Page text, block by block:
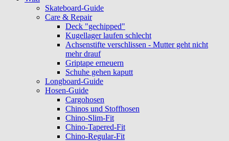
Skateboard-Guide
Care & Repair
Deck "gechipped"
Kugellager laufen schlecht
Achsenstifte verschlissen - Mutter geht nicht
mehr drauf
Griptape erneuern
Schuhe gehen kaputt
Longboard-Guide
Hosen-Guide
Cargohosen
Chinos und Stoffhosen
Chino-Slim-Fit
Chino-Tapered-Fit
Chino-Regular-Fit